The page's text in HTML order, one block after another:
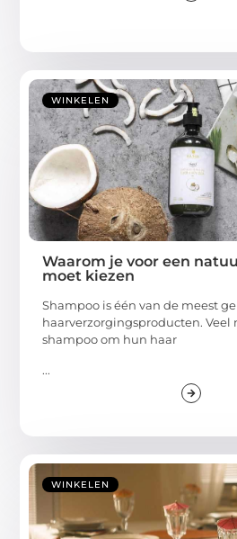
WINKELEN
Waarom je voor een
moet kiezen
Shampoo is één van de meest
haarverzorgingsproducten. Veel
shampoo om hun haar
...
WINKELEN